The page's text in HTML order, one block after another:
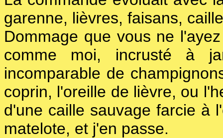
garenne, lièvres, faisans,
Dommage que vous ne
comme moi, incrusté à
incomparable de
coprin, l'oreille de lièvre, ou
d'une caille sauvage farcie à
matelote, et j'en passe.